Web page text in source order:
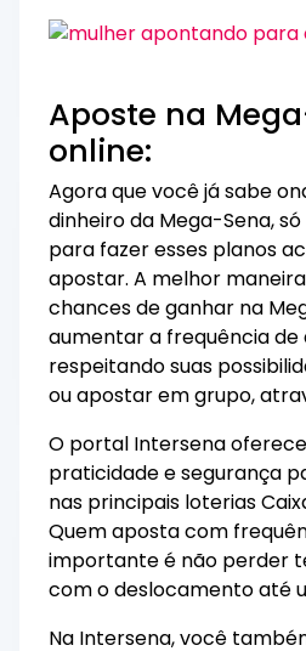
Aposte na
online:
Agora que você já sabe
dinheiro da Mega-Sena,
para fazer esses planos
apostar. A melhor
chances de ganhar na
aumentar a frequência de
respeitando suas
ou apostar em grupo,
O portal Intersena
praticidade e segurança
nas principais loterias
Quem aposta com
importante é não perder
com o deslocamento até
Na Intersena, você